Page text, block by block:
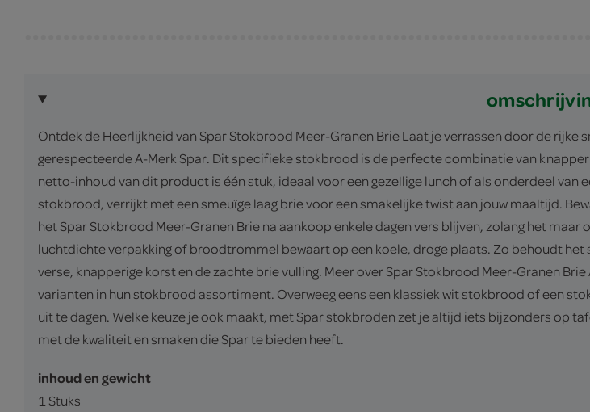
Ontdek de Heerlijkheid van Spar Stokbrood Meer-Granen Brie Laat je verrassen door de
gerespecteerde A-Merk Spar. Dit specifieke stokbrood is de perfecte combinatie van
netto-inhoud van dit product is één stuk, ideaal voor een gezellige lunch of als onderdeel van
stokbrood, verrijkt met een smeuïge laag brie voor een smakelijke twist aan jouw maaltijd.
het Spar Stokbrood Meer-Granen Brie na aankoop enkele dagen vers blijven, zolang het
luchtdichte verpakking of broodtrommel bewaart op een koele, droge plaats. Zo behoudt
verse, knapperige korst en de zachte brie vulling. Meer over Spar Stokbrood Meer-Granen
varianten in hun stokbrood assortiment. Overweeg eens een klassiek wit stokbrood of een
uit te dagen. Welke keuze je ook maakt, met Spar stokbroden zet je altijd iets bijzonders op
met de kwaliteit en smaken die Spar te bieden heeft.
inhoud en gewicht
1 Stuks